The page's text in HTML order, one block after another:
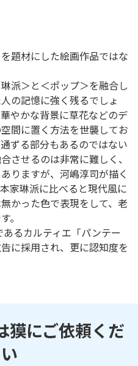
題材にした絵画作品ではな
派＞と＜ポップ＞を融合し
の記憶に強く残るでしょ
やかな背景に草花などのデ
間に置く方法を世襲してお
ずる部分もあるのではない
させるのは非常に難しく、
りますが、河嶋淳司が描く
家琳派に比べると現代風に
かった色で表現をして、老
。
るカルティエ「パンテー
に採用され、更に認知度を
獏にご依頼くだ